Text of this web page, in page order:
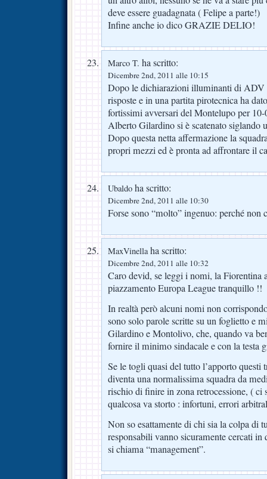
deve essere guadagnata ( Felipe a parte!)
Infine anche io dico GRAZIE DELIO!
Marco T. ha scritto:
Dicembre 2nd, 2011 alle 10:15
Dopo le dichiarazioni illuminanti di ADV
risposte e in una partita pirotecnica ha
fortissimi avversari del Montelupo per
Alberto Gilardino si è scatenato siglando
Dopo questa netta affermazione la
propri mezzi ed è pronta ad affrontare il
Ubaldo ha scritto:
Dicembre 2nd, 2011 alle 10:30
Forse sono “molto” ingenuo: perché non
MaxVinellaha scritto:
Dicembre 2nd, 2011 alle 10:32
Caro devid, se leggi i nomi, la Fiorentina
piazzamento Europa League tranquillo !!
In realtà però alcuni nomi non
sono solo parole scritte su un foglietto e
Gilardino e Montolivo, che, quando va
fornire il minimo sindacale e con la testa
Se le togli quasi del tutto l’apporto questi
diventa una normalissima squadra da
rischio di finire in zona retrocessione, (
qualcosa va storto : infortuni, errori
Non so esattamente di chi sia la colpa di
responsabili vanno sicuramente cercati in
si chiama “management”.